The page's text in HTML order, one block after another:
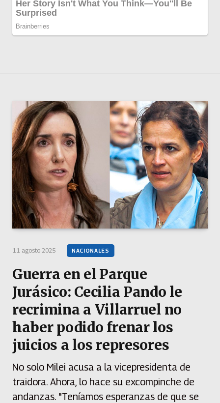
11 agosto 2025 NACIONALES
Guerra en el Parque
Jurásico: Cecilia Pando le
recrimina a Villarruel no
haber podido frenar los
juicios a los represores
No solo Milei acusa a la vicepresidenta de
traidora. Ahora, lo hace su excompinche de
andanzas. "Teníamos esperanzas de que se